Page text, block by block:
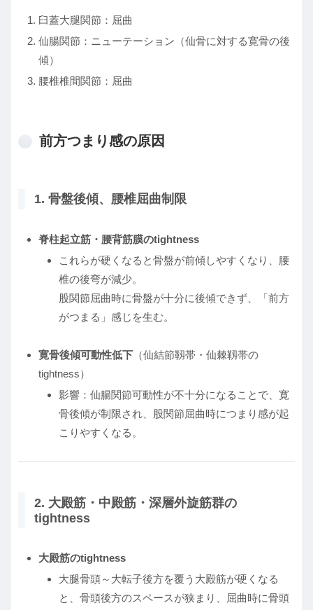
臼蓋大腿関節：屈曲
仙腸関節：ニューテーション（仙骨に対する寛骨の後
傾）
腰椎椎間関節：屈曲
前方つまり感の原因
1. 骨盤後傾、腰椎屈曲制限
脊柱起立筋・腰背筋膜のtightness
これらが硬くなると骨盤が前傾しやすくなり、腰
椎の後弯が減少。
股関節屈曲時に骨盤が十分に後傾できず、「前方
がつまる」感じを生む。
寛骨後傾可動性低下 （仙結節靱帯・仙棘靱帯の
tightness）
影響：仙腸関節可動性が不十分になることで、寛
骨後傾が制限され、股関節屈曲時につまり感が起
こりやすくなる。
2. 大殿筋・中殿筋・深層外旋筋群の
tightness
大殿筋のtightness
大腿骨頭～大転子後方を覆う大殿筋が硬くなる
と、骨頭後方のスペースが狭まり、屈曲時に骨頭